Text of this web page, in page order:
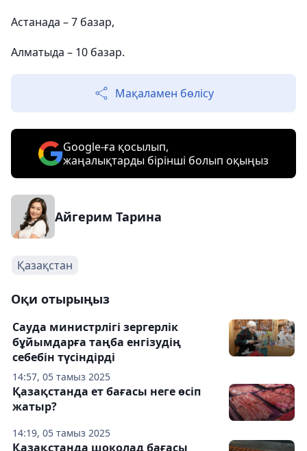
Астанада – 7 базар,
Алматыда – 10 базар.
Мақаламен бөлісу
Google-ға қосылып,
жаңалықтарды бірінші болып оқыңыз
Айгерим Тарина
Қазақстан
Оқи отырыңыз
14:57, 05 тамыз 2025
Сауда министрлігі зергерлік
бұйымдарға таңба енгізудің
себебін түсіндірді
14:19, 05 тамыз 2025
Қазақстанда ет бағасы неге өсіп
жатыр?
Қазақстанда шоколад бағасы